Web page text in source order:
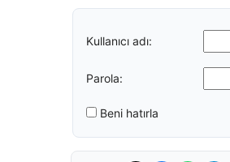
Kullanıcı adı:
Parola:
Beni hatırla